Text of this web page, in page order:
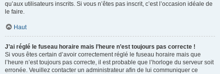
qu’aux utilisateurs inscrits. Si vous n’êtes pas inscrit, c’est l’occasion idéale de
le faire.
Haut
J’ai réglé le fuseau horaire mais l’heure n’est toujours pas correcte !
Si vous êtes certain d’avoir correctement réglé le fuseau horaire mais que
l’heure n’est toujours pas correcte, il est probable que l’horloge du serveur soit
erronée. Veuillez contacter un administrateur afin de lui communiquer ce